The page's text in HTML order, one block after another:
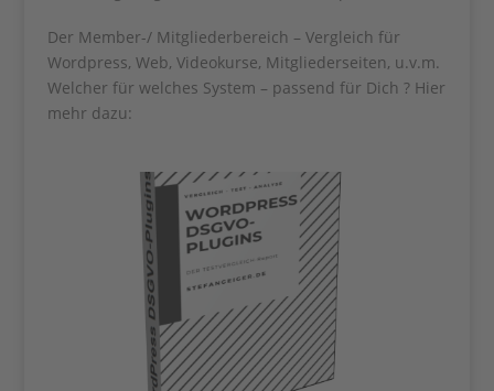
Der Member-/ Mitgliederbereich – Vergleich für
Wordpress, Web, Videokurse, Mitgliederseiten, u.v.m.
Welcher für welches System – passend für Dich ? Hier
mehr dazu: